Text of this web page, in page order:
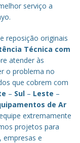
serviço a
reposição originais
Técnica com
atender às
o problema no
que cobrem com
– Sul – Leste –
de Ar
extremamente
projetos para
empresas e